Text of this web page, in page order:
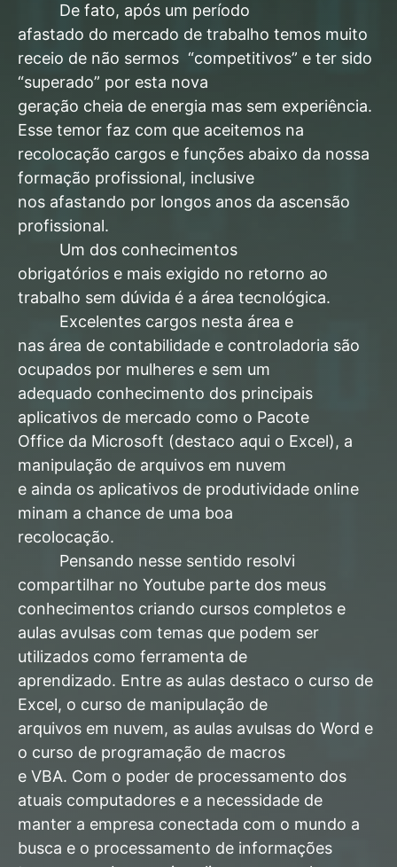
De fato, após um período
afastado do mercado de trabalho temos muito
receio de não sermos “competitivos” e ter sido
“superado” por esta nova
geração cheia de energia mas sem experiência.
Esse temor faz com que aceitemos na
recolocação cargos e funções abaixo da nossa
formação profissional, inclusive
nos afastando por longos anos da ascensão
profissional.
Um dos conhecimentos
obrigatórios e mais exigido no retorno ao
trabalho sem dúvida é a área tecnológica.
Excelentes cargos nesta área e
nas área de contabilidade e controladoria são
ocupados por mulheres e sem um
adequado conhecimento dos principais
aplicativos de mercado como o Pacote
Office da Microsoft (destaco aqui o Excel), a
manipulação de arquivos em nuvem
e ainda os aplicativos de produtividade online
minam a chance de uma boa
recolocação.
Pensando nesse sentido resolvi
compartilhar no Youtube parte dos meus
conhecimentos criando cursos completos e
aulas avulsas com temas que podem ser
utilizados como ferramenta de
aprendizado. Entre as aulas destaco o curso de
Excel, o curso de manipulação de
arquivos em nuvem, as aulas avulsas do Word e
o curso de programação de macros
e VBA. Com o poder de processamento dos
atuais computadores e a necessidade de
manter a empresa conectada com o mundo a
busca e o processamento de informações